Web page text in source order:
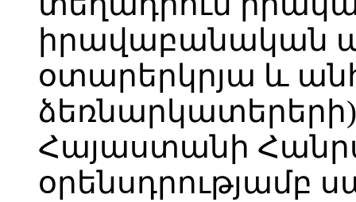
իրավաբանական
օտարերկրյա և
Հայաստանի
օրենսդրությամբ